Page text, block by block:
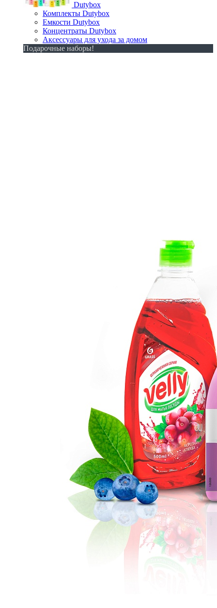
Dutybox
Комплекты Dutybox
Емкости Dutybox
Концентраты Dutybox
Аксессуары для ухода за домом
Подарочные наборы!